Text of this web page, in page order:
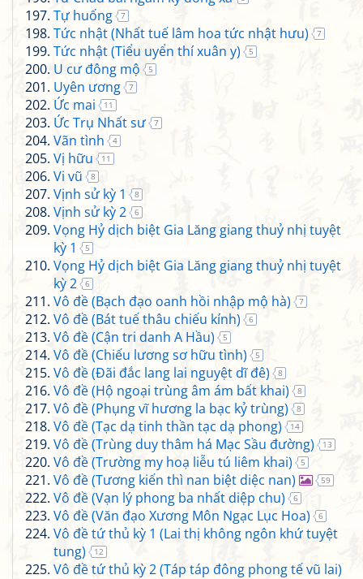
Tự huống 7
Tức nhật (Nhất tuế lâm hoa tức nhật hưu) 7
Tức nhật (Tiểu uyển thí xuân y) 5
U cư đông mộ 5
Uyên ương 7
Ức mai 11
Ức Trụ Nhất sư 7
Vãn tình 4
Vị hữu 11
Vi vũ 8
Vịnh sử kỳ 1 8
Vịnh sử kỳ 2 6
Vọng Hỷ dịch biệt Gia Lăng giang thuỷ nhị tuyệt
kỳ 1
5
Vọng Hỷ dịch biệt Gia Lăng giang thuỷ nhị tuyệt
kỳ 2
6
Vô đề (Bạch đạo oanh hồi nhập mộ hà) 7
Vô đề (Bát tuế thâu chiếu kính) 6
Vô đề (Cận tri danh A Hầu) 5
Vô đề (Chiếu lương sơ hữu tình) 5
Vô đề (Đãi đắc lang lai nguyệt dĩ đê) 8
Vô đề (Hộ ngoại trùng âm ám bất khai) 8
Vô đề (Phụng vĩ hương la bạc kỷ trùng) 8
Vô đề (Tạc dạ tinh thần tạc dạ phong) 14
Vô đề (Trùng duy thâm há Mạc Sầu đường) 13
Vô đề (Trường my hoạ liễu tú liêm khai) 5
Vô đề (Tương kiến thì nan biệt diệc nan) 59
Vô đề (Vạn lý phong ba nhất diệp chu) 6
Vô đề (Văn đạo Xương Môn Ngạc Lục Hoa) 6
Vô đề tứ thủ kỳ 1 (Lai thị không ngôn khứ tuyệt
tung)
12
Vô đề tứ thủ kỳ 2 (Táp táp đông phong tế vũ lai)